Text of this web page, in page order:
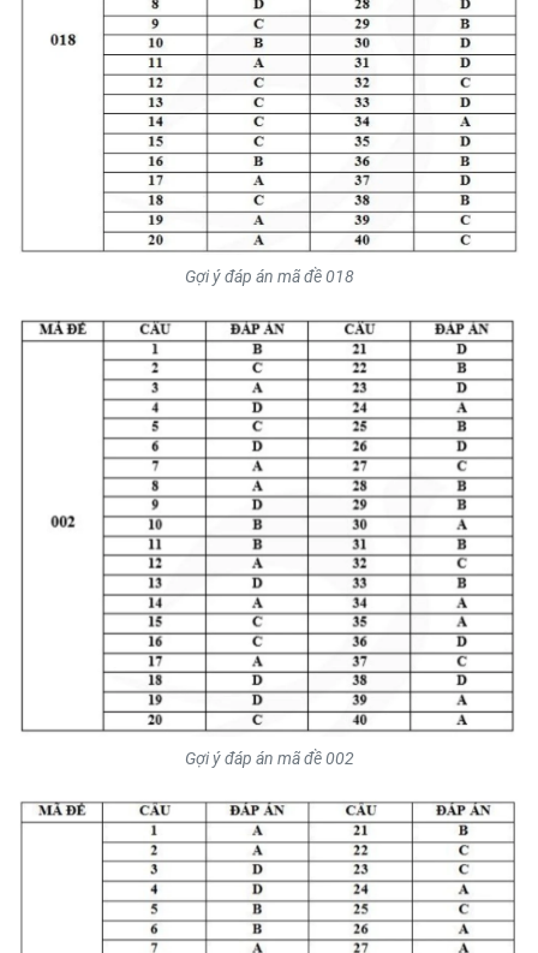
Gợi ý đáp án mã đề 018
Gợi ý đáp án mã đề 002